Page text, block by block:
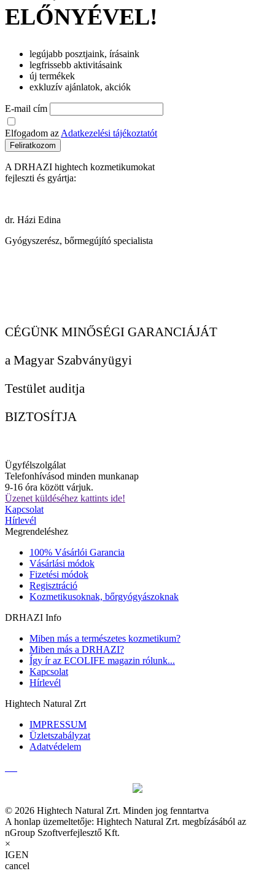
ELŐNYÉVEL!
legújabb posztjaink, írásaink
legfrissebb aktivitásaink
új termékek
exkluzív ajánlatok, akciók
E-mail cím
Elfogadom az Adatkezelési tájékoztatót
Feliratkozom
A DRHAZI hightech kozmetikumokat
fejleszti és gyártja:
dr. Házi Edina
Gyógyszerész, bőrmegújító specialista
CÉGÜNK MINŐSÉGI GARANCIÁJÁT
a Magyar Szabványügyi
Testület auditja
BIZTOSÍTJA
Ügyfélszolgálat
Telefonhívásod minden munkanap
9-16 óra között várjuk.
Üzenet küldéséhez kattints ide!
Kapcsolat
Hírlevél
Megrendeléshez
100% Vásárlói Garancia
Vásárlási módok
Fizetési módok
Regisztráció
Kozmetikusoknak, bőrgyógyászoknak
DRHAZI Info
Miben más a természetes kozmetikum?
Miben más a DRHAZI?
Így ír az ECOLIFE magazin rólunk...
Kapcsolat
Hírlevél
Hightech Natural Zrt
IMPRESSUM
Üzletszabályzat
Adatvédelem
© 2026 Hightech Natural Zrt. Minden jog fenntartva
A honlap üzemeltetője: Hightech Natural Zrt. megbízásából az
nGroup Szoftverfejlesztő Kft.
×
IGEN
cancel